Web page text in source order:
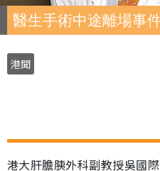
醫生手術中途離場事
港聞
港大肝膽胰外科副教授吳國